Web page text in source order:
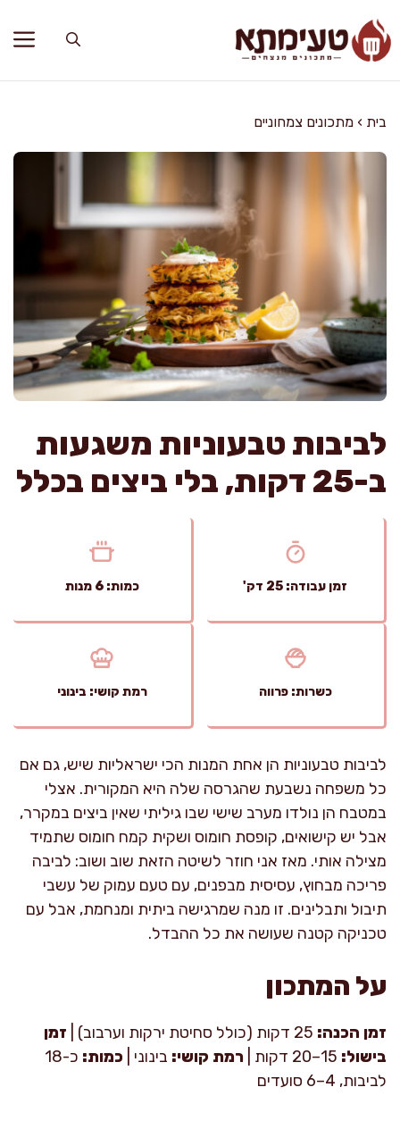
לתוכן
בית › מתכונים צמחוניים
לביבות טבעוניות משגעות
ב-25 דקות, בלי ביצים בכלל
זמן עבודה: 25 דק' כמות: 6 מנות
כשרות: פרווה רמת קושי: בינוני
לביבות טבעוניות הן אחת המנות הכי ישראליות שיש, גם אם
כל משפחה נשבעת שהגרסה שלה היא המקורית. אצלי
במטבח הן נולדו מערב שישי שבו גיליתי שאין ביצים במקרר,
אבל יש קישואים, קופסת חומוס ושקית קמח חומוס שתמיד
מצילה אותי. מאז אני חוזר לשיטה הזאת שוב ושוב: לביבה
פריכה מבחוץ, עסיסית מבפנים, עם טעם עמוק של עשבי
תיבול ותבלינים. זו מנה שמרגישה ביתית ומנחמת, אבל עם
טכניקה קטנה שעושה את כל ההבדל.
על המתכון
זמן הכנה:
זמן
בישול:
רמת קושי: בינוני | כמות:
כ-18
לביבות, 4–6 סועדים